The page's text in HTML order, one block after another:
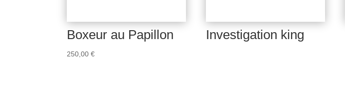
Boxeur au Papillon
250,00€
Investigation king